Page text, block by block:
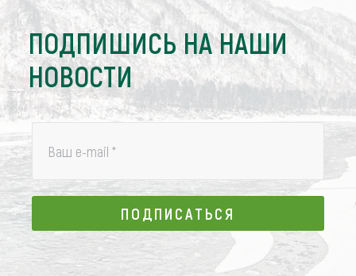
ПОДПИШИСЬ НА НАШИ
НОВОСТИ
Ваш e-mail *
ПОДПИСАТЬСЯ
ПОДПИСАТЬСЯ